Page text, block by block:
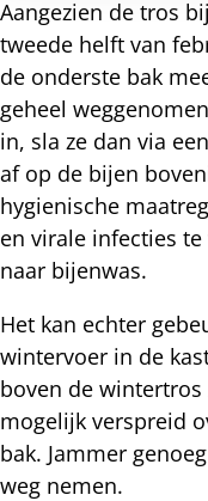
Aangezien de tros
tweede helft van
de onderste bak
geheel
in, sla ze dan via
af op de bijen
hygienische
en virale infecties
naar bijenwas.
Het kan echter
wintervoer in de
boven de
mogelijk verspreid
bak. Jammer
weg nemen.